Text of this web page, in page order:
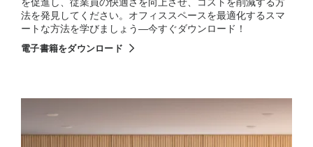
法を発見してください。オフィススペースを最適化するスマ
ートな方法を学びましょう—今すぐダウンロード！
電子書籍をダウンロード